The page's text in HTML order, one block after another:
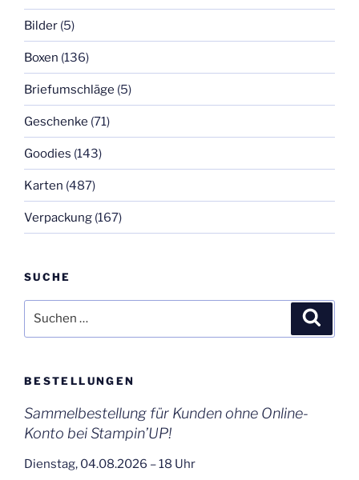
Bilder (5)
Boxen (136)
Briefumschläge (5)
Geschenke (71)
Goodies (143)
Karten (487)
Verpackung (167)
SUCHE
nach:
BESTELLUNGEN
Sammelbestellung für Kunden ohne Online-
Konto bei Stampin’UP!
Dienstag, 04.08.2026 – 18 Uhr